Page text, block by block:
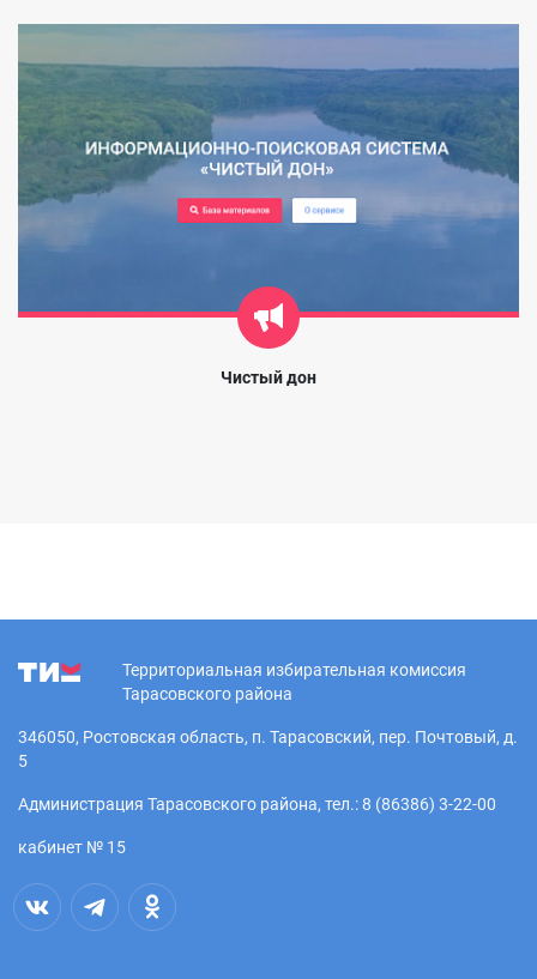
Чистый дон
Территориальная избирательная комиссия
Тарасовского района
346050, Ростовская область, п. Тарасовский, пер. Почтовый, д.
5
Администрация Тарасовского района, тел.: 8 (86386) 3-22-00
кабинет № 15